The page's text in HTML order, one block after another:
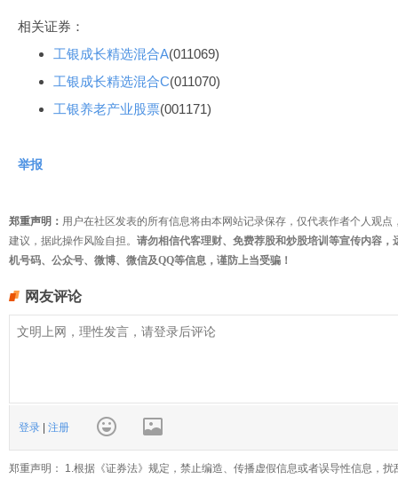
相关证券：
工银成长精选混合A(011069)
工银成长精选混合C(011070)
工银养老产业股票(001171)
举报
郑重声明： 用户在社区发表的所有信息将由本网站记录保存，仅代表作者个人观
建议，据此操作风险自担。 请勿相信代客理财、免费荐股和炒股培训等宣传内容
机号码、公众号、微博、微信及QQ等信息，谨防上当受骗！
网友评论
登录 注册
郑重声明： 1.根据《证券法》规定，禁止编造、传播虚假信息或者误导性信息，